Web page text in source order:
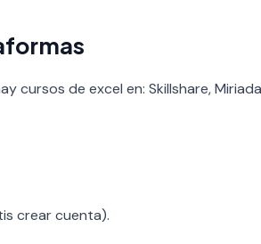
cursos de excel en: Skillshare,
crear cuenta).